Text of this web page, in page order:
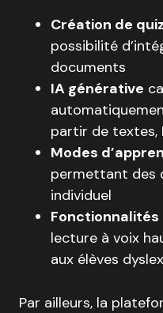
Création de
possibilité
documents
IA générative
partir de textes,
Modes
permettant des
individuel
Fonctionnalités
lecture à voix
aux élèves
Par ailleurs, la